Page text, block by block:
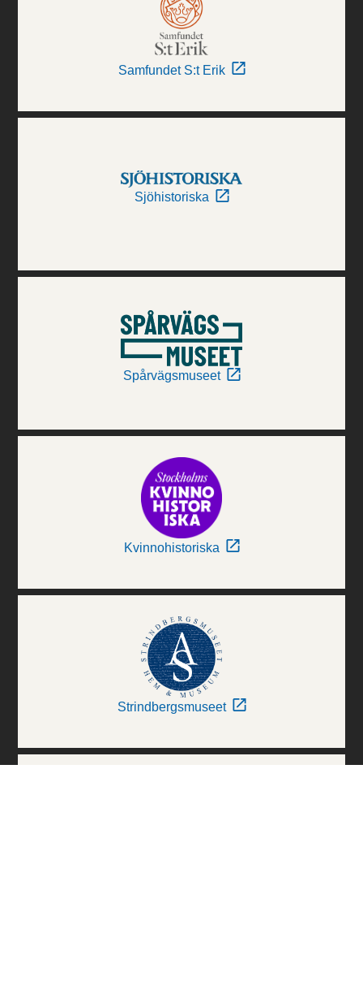
Samfundet S:t Erik
Sjöhistoriska
Spårvägsmuseet
Kvinnohistoriska
Strindbergsmuseet